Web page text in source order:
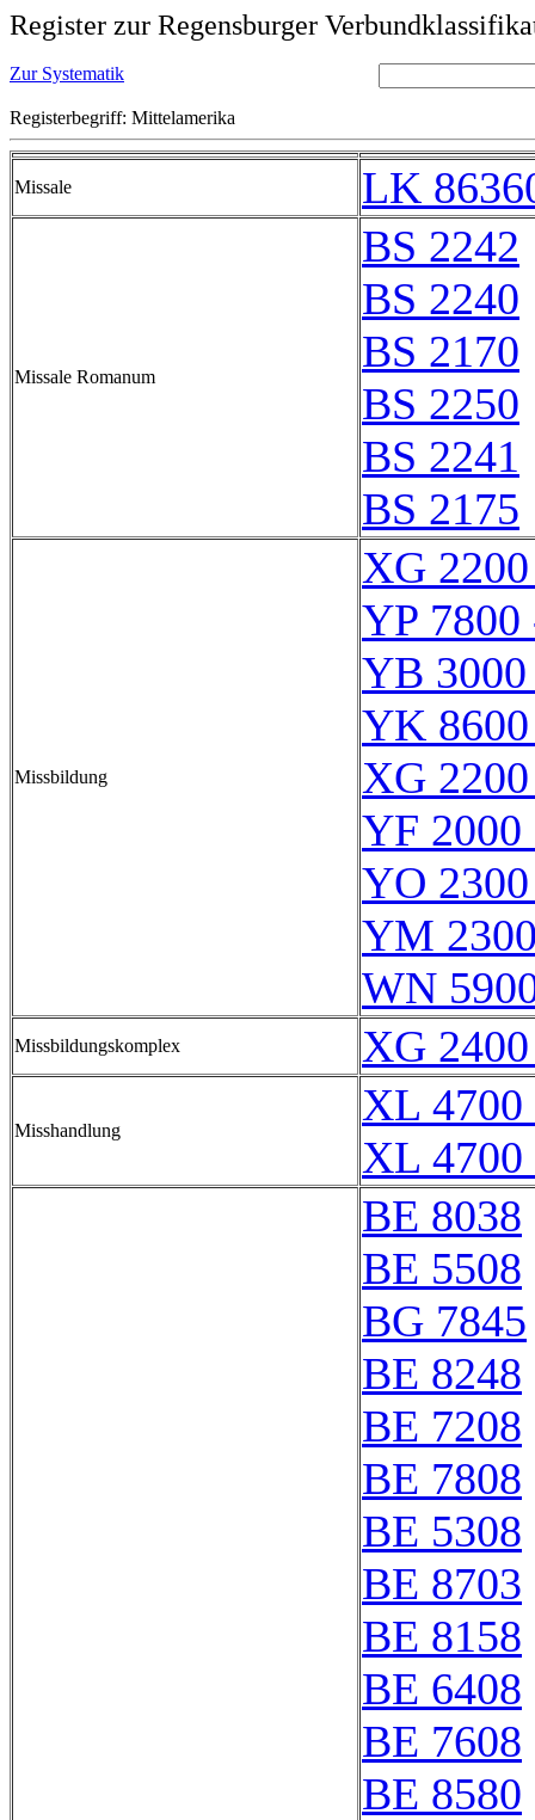
Register zur Regensburger
Zur Systematik
Registerbegriff: Mittelamerika
Missale LK
Missale Romanum
BS 2242
BS 2240
BS 2170
BS 2250
BS 2241
BS 2175
Missbildung
XG
YP 7800
YB
YK
XG
YF 2000
YO
YM
WN
Missbildungskomplex XG
Misshandlung
XL
XL
BE 8038
BE 5508
BG 7845
BE 8248
BE 7208
BE 7808
BE 5308
BE 8703
BE 8158
BE 6408
BE 7608
BE 8580